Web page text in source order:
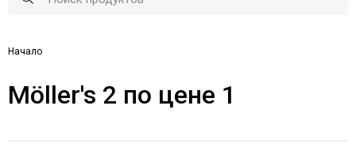
Начало
Möller's 2 по цене 1